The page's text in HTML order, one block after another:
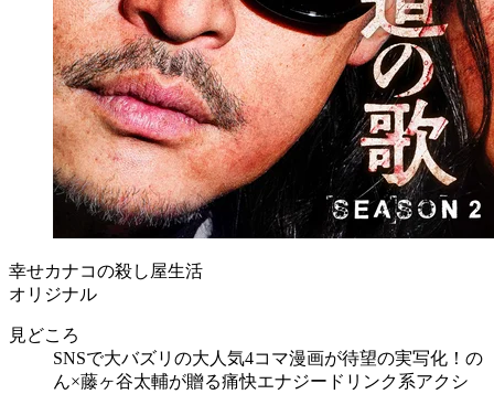
幸せカナコの殺し屋生活
オリジナル
見どころ
SNSで大バズリの大人気4コマ漫画が待望の実写化！の
ん×藤ヶ谷太輔が贈る痛快エナジードリンク系アクシ